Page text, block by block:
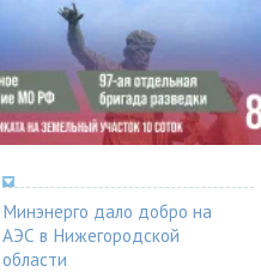
Минэнерго дало добро на
АЭС в Нижегородской
области